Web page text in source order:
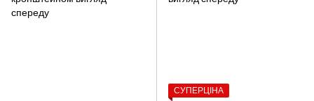
СУПЕРЦІНА